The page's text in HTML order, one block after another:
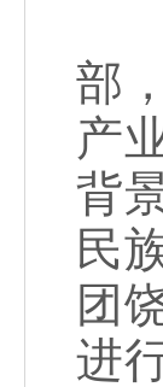
部
产
背
民
团
进